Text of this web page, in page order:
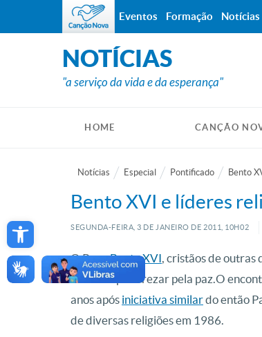
Open toolbar
NOTÍCIAS
"a serviço da vida e da esperança"
HOME CANÇÃO
Notícias Especial Pontificado Bento
Bento XVI e líderes
SEGUNDA-FEIRA, 3 DE JANEIRO DE 2011, 10H02
O PapaBento XVI, cristãos de outras
reunirão para rezar pela paz.O
anos após iniciativa similardo então
de diversas religiões em 1986.
Eventos Formação Notícias